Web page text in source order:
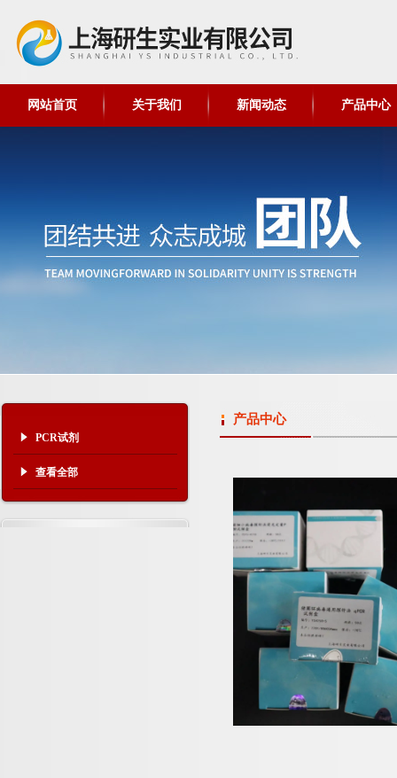
网站首页 关于我们 新闻动态 产品中心
PCR试剂
查看全部
产品中心